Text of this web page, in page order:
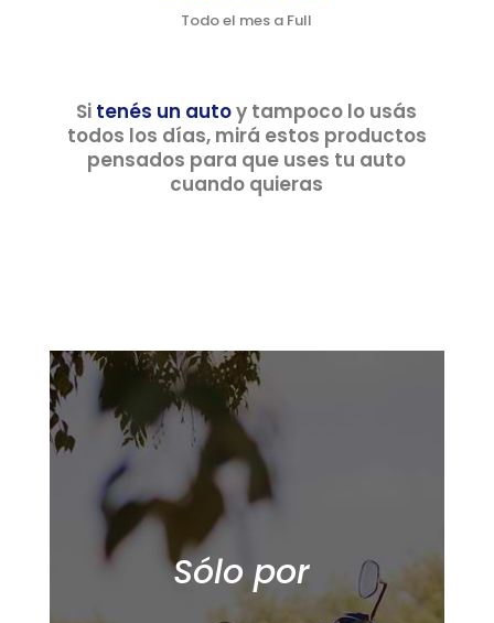
Todo el mes a Full
Si tenés un autoy tampoco lo usás
todos los días, mirá estos productos
pensados para que uses tu auto
cuando quieras
Sólo por